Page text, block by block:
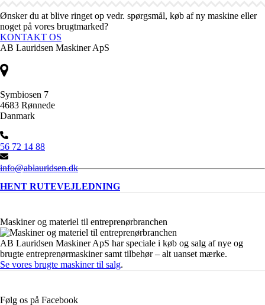
Ønsker du at blive ringet op vedr. spørgsmål, køb af ny maskine eller
noget på vores brugtmarked?
KONTAKT OS
AB Lauridsen Maskiner ApS
Symbiosen 7
4683 Rønnede
Danmark
56 72 14 88
info@ablauridsen.dk
HENT RUTEVEJLEDNING
Maskiner og materiel til entreprenørbranchen
AB Lauridsen Maskiner ApS har speciale i køb og salg af nye og
brugte entreprenørmaskiner samt tilbehør – alt uanset mærke.
Se vores brugte maskiner til salg.
Følg os på Facebook